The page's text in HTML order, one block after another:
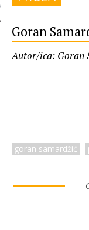
Goran
Autor/ica: Goran
goran samardžić